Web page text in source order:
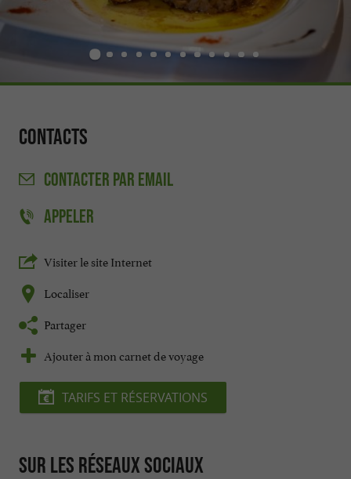
Contacts
CONTACTER PAR EMAIL
APPELER
Visiter le site Internet
Localiser
Partager
Ajouter à mon carnet de voyage
TARIFS ET RÉSERVATIONS
Sur les réseaux sociaux